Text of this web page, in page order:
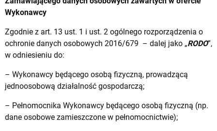
Wykonawcy
Zgodnie z art. 13 ust. 1 i ust. 2 ogólnego rozporządzenia o
ochronie danych osobowych 2016/679 – dalej jako „RODO”,
w odniesieniu do:
– Wykonawcy będącego osobą fizyczną, prowadzącą
jednoosobową działalność gospodarczą;
– Pełnomocnika Wykonawcy będącego osobą fizyczną (np.
dane osobowe zamieszczone w pełnomocnictwie);